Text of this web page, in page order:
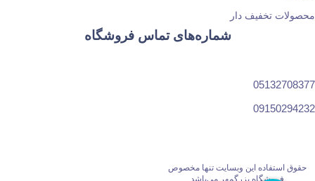
محصولات تخفیف دار
شماره‌های تماس فروشگاه
05132708377
09150294232
حقوق استفاده این وبسایت تنها مخصوص